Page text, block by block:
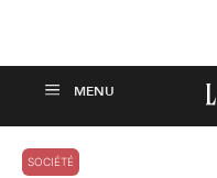
SOCIÉTÉ